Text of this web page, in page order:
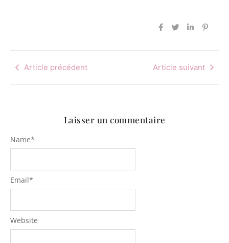
Article précédent Article suivant
Laisser un commentaire
Name*
Email*
Website